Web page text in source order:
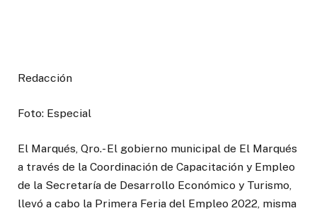
Redacción
Foto: Especial
El Marqués, Qro.- El gobierno municipal de El Marqués
a través de la Coordinación de Capacitación y Empleo
de la Secretaría de Desarrollo Económico y Turismo,
llevó a cabo la Primera Feria del Empleo 2022, misma